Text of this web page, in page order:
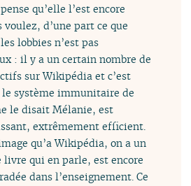
pense qu’elle l’est encore
voulez, d’une part ce que
lobbies n’est pas
: il y a un certain nombre de
sur Wikipédia et c’est
le système immunitaire de
le disait Mélanie, est
extrêmement efficient.
qu’a Wikipédia, on a un
qui en parle, est encore
dans l’enseignement. Ce